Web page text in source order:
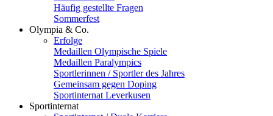
Häufig gestellte Fragen
Sommerfest
Olympia & Co.
Erfolge
Medaillen Olympische Spiele
Medaillen Paralympics
Sportlerinnen / Sportler des Jahres
Gemeinsam gegen Doping
Sportinternat Leverkusen
Sportinternat